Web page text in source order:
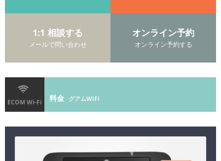
1:1 相談する
メールで問い合わせ
オンライン予約
オンライン予約する
ECOM Wi-Fi 料金 グアムWiFi